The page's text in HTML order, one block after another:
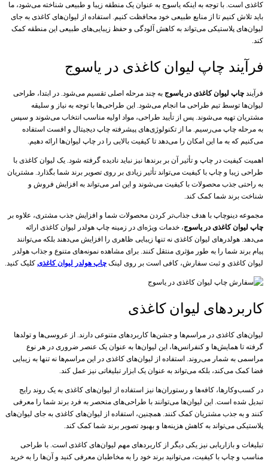
کاغذی است. با توجه به اینکه یاسوج به عنوان یک منطقه زیبا و طبیعی شناخته می‌شود، ما
باید تلاش کنیم تا از منابع طبیعی خود محافظت کنیم. استفاده از لیوان‌های کاغذی به جای
لیوان‌های پلاستیکی می‌تواند به کاهش آلودگی و حفظ زیبایی‌های طبیعی این منطقه کمک
کند.
فرآیند چاپ لیوان کاغذی در یاسوج
فرآیند چاپ لیوان کاغذی در یاسوج به چند مرحله اصلی تقسیم می‌شود. در ابتدا، طراحی
لیوان‌ها توسط تیم طراحی ما انجام می‌شود. این طراحی‌ها با توجه به نیاز و سلیقه
مشتریان تهیه می‌شوند. پس از تأیید طراحی، مواد اولیه مناسب انتخاب می‌شوند و سپس
به مرحله چاپ می‌رسیم. ما از تکنولوژی‌های پیشرفته چاپ دیجیتال و افست استفاده
می‌کنیم که به ما این امکان را می‌دهد تا کیفیت بالایی را در چاپ لیوان‌ها ارائه دهیم.
اهمیت کیفیت در چاپ و تأثیر آن بر برندها نیز نباید نادیده گرفته شود. یک لیوان کاغذی با
طراحی زیبا و چاپ با کیفیت می‌تواند تأثیر زیادی بر روی تصویر برند شما بگذارد. مشتریان
به راحتی جذب محصولات با کیفیت می‌شوند و این امر می‌تواند به افزایش فروش و
شناخت برند شما کمک کند.
مجموعه دینوچاپ با هدف جذاب‌تر کردن محصولات شما و افزایش جذب مشتری، علاوه بر
چاپ لیوان کاغذی در یاسوج، خدمات ویژه‌ای در زمینه چاپ هولدر لیوان کاغذی ارائه
می‌دهد. هولدرهای لیوان کاغذی نه تنها زیبایی ظاهری را افزایش می‌دهند بلکه می‌توانند
پیام برند شما را به طور مؤثری منتقل کنند. برای مشاهده نمونه‌های متنوع و جذاب هولدر
لیوان کاغذی و ثبت سفارش، کافی است بر روی لینک چاپ هولدر لیوان کاغذی کلیک کنید.
کاربردهای لیوان کاغذی
لیوان‌های کاغذی در مراسم‌ها و جشن‌ها کاربردهای متنوعی دارند. از عروسی‌ها و تولدها
گرفته تا همایش‌ها و کنفرانس‌ها، این لیوان‌ها به عنوان یک عنصر ضروری در هر نوع
مراسمی به شمار می‌روند. استفاده از لیوان‌های کاغذی در این مراسم‌ها نه تنها به زیبایی
فضا کمک می‌کند، بلکه می‌تواند به عنوان یک ابزار تبلیغاتی نیز عمل کند.
در کسب‌وکارها، کافه‌ها و رستوران‌ها نیز استفاده از لیوان‌های کاغذی به یک روند رایج
تبدیل شده است. این لیوان‌ها می‌توانند با طراحی‌های منحصر به فرد برند شما را معرفی
کنند و به جذب مشتریان کمک کنند. همچنین، استفاده از لیوان‌های کاغذی به جای لیوان‌های
پلاستیکی می‌تواند به کاهش هزینه‌ها و بهبود تصویر برند شما کمک کند.
تبلیغات و بازاریابی نیز یکی دیگر از کاربردهای مهم لیوان‌های کاغذی است. با طراحی
مناسب و چاپ با کیفیت، می‌توانید برند خود را به مخاطبان معرفی کنید و آن‌ها را به خرید